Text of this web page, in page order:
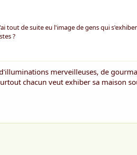
tout de suite eu l'image de gens qui
?
merveilleuses, de
chacun veut exhiber sa maison